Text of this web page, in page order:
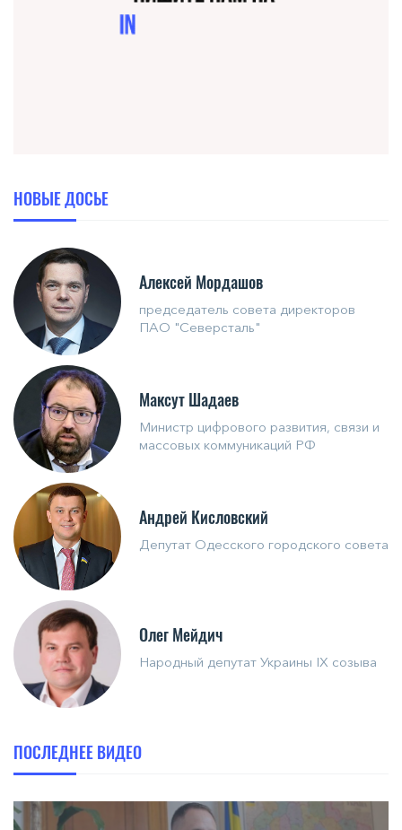
НОВЫЕ ДОСЬЕ
Алексей Мордашов
председатель совета директоров
ПАО "Северсталь"
Максут Шадаев
Министр цифрового развития, связи и
массовых коммуникаций РФ
Андрей Кисловский
Депутат Одесского городского совета
Олег Мейдич
Народный депутат Украины IX созыва
ПОСЛЕДНЕЕ ВИДЕО